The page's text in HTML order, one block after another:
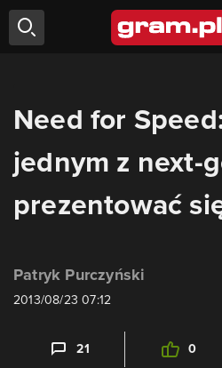
Need for
jednym z next-
prezentować
Patryk Purczyński
2013/08/23 07:12
21 0